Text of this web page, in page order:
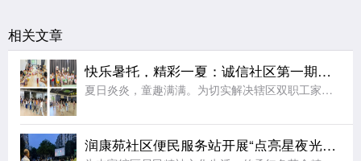
相关文章
快乐暑托，精彩一夏：诚信社区第一期暑托班圆满收官
夏日炎炎，童趣满满。为切实解决辖区双职工家庭“看护难”问题，丰富青少年暑期精神文化生活，助力未成年人健康快乐成长，2026年7月，江宁区秣陵街道诚信社区精心筹备、暖心开设第一期暑托班。经过为期一个月的
润康苑社区便民服务站开展“点亮星夜光影 赓续红色薪火”